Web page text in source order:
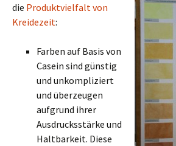
die Produktvielfalt von
Kreidezeit:
Farben auf Basis von
Casein sind günstig
und unkompliziert
und überzeugen
aufgrund ihrer
Ausdrucksstärke und
Haltbarkeit. Diese